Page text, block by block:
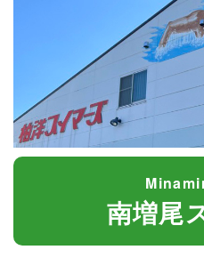
南増尾